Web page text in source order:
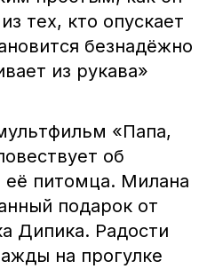
тех, кто опускает
безнадёжно
из рукава»
«Папа,
об
её питомца. Милана
подарок от
Дипика. Радости
на прогулке